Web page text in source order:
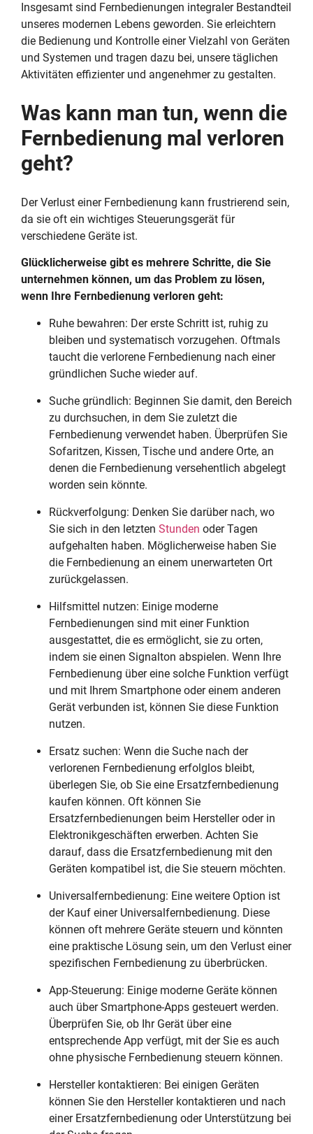
Insgesamt sind Fernbedienungen integraler Bestandteil
unseres modernen Lebens geworden. Sie erleichtern
die Bedienung und Kontrolle einer Vielzahl von Geräten
und Systemen und tragen dazu bei, unsere täglichen
Aktivitäten effizienter und angenehmer zu gestalten.
Was kann man tun, wenn die
Fernbedienung mal verloren
geht?
Der Verlust einer Fernbedienung kann frustrierend sein,
da sie oft ein wichtiges Steuerungsgerät für
verschiedene Geräte ist.
Glücklicherweise gibt es mehrere Schritte, die Sie
unternehmen können, um das Problem zu lösen,
wenn Ihre Fernbedienung verloren geht:
Ruhe bewahren: Der erste Schritt ist, ruhig zu
bleiben und systematisch vorzugehen. Oftmals
taucht die verlorene Fernbedienung nach einer
gründlichen Suche wieder auf.
Suche gründlich: Beginnen Sie damit, den Bereich
zu durchsuchen, in dem Sie zuletzt die
Fernbedienung verwendet haben. Überprüfen Sie
Sofaritzen, Kissen, Tische und andere Orte, an
denen die Fernbedienung versehentlich abgelegt
worden sein könnte.
Rückverfolgung: Denken Sie darüber nach, wo
Sie sich in den letzten Stunden oder Tagen
aufgehalten haben. Möglicherweise haben Sie
die Fernbedienung an einem unerwarteten Ort
zurückgelassen.
Hilfsmittel nutzen: Einige moderne
Fernbedienungen sind mit einer Funktion
ausgestattet, die es ermöglicht, sie zu orten,
indem sie einen Signalton abspielen. Wenn Ihre
Fernbedienung über eine solche Funktion verfügt
und mit Ihrem Smartphone oder einem anderen
Gerät verbunden ist, können Sie diese Funktion
nutzen.
Ersatz suchen: Wenn die Suche nach der
verlorenen Fernbedienung erfolglos bleibt,
überlegen Sie, ob Sie eine Ersatzfernbedienung
kaufen können. Oft können Sie
Ersatzfernbedienungen beim Hersteller oder in
Elektronikgeschäften erwerben. Achten Sie
darauf, dass die Ersatzfernbedienung mit den
Geräten kompatibel ist, die Sie steuern möchten.
Universalfernbedienung: Eine weitere Option ist
der Kauf einer Universalfernbedienung. Diese
können oft mehrere Geräte steuern und könnten
eine praktische Lösung sein, um den Verlust einer
spezifischen Fernbedienung zu überbrücken.
App-Steuerung: Einige moderne Geräte können
auch über Smartphone-Apps gesteuert werden.
Überprüfen Sie, ob Ihr Gerät über eine
entsprechende App verfügt, mit der Sie es auch
ohne physische Fernbedienung steuern können.
Hersteller kontaktieren: Bei einigen Geräten
können Sie den Hersteller kontaktieren und nach
einer Ersatzfernbedienung oder Unterstützung bei